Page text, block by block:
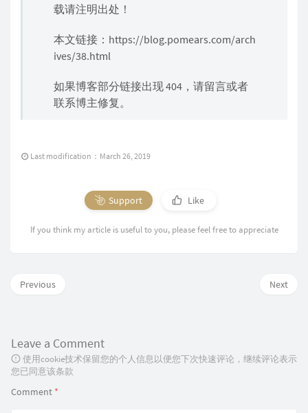
载请注明出处！
本文链接： https://blog.pomears.com/arch
ives/38.html
如果博客部分链接出现 404，请留言或者
联系博主修复。
Last modification：March 26, 2019
Support Like
If you think my article is useful to you, please feel free to appreciate
Next
Previous
Leave a Comment
使用cookie技术保留您的个人信息以便您下次快速评论，继续评论表示
您已同意该条款
Comment *